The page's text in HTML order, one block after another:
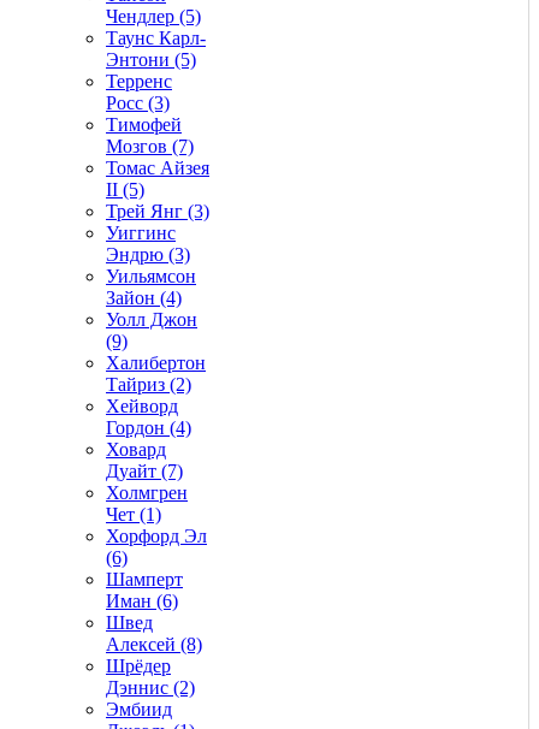
Чендлер (5)
Таунс Карл-
Энтони (5)
Терренс
Росс (3)
Тимофей
Мозгов (7)
Томас Айзея
II (5)
Трей Янг (3)
Уиггинс
Эндрю (3)
Уильямсон
Зайон (4)
Уолл Джон
(9)
Халибертон
Тайриз (2)
Хейворд
Гордон (4)
Ховард
Дуайт (7)
Холмгрен
Чет (1)
Хорфорд Эл
(6)
Шамперт
Иман (6)
Швед
Алексей (8)
Шрёдер
Дэннис (2)
Эмбиид